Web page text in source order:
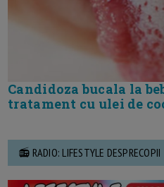
Candidoza bucala la
tratament cu ulei de
📻 RADIO: LIFESTYLE DESPRECOPII